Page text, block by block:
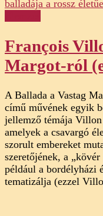
François
Margot-ról
A Ballada a Vastag
című művének egyik
jellemző témája
amelyek a csavargó
szorult embereket
szeretőjének, a
például a bordélyházi
tematizálja (ezzel